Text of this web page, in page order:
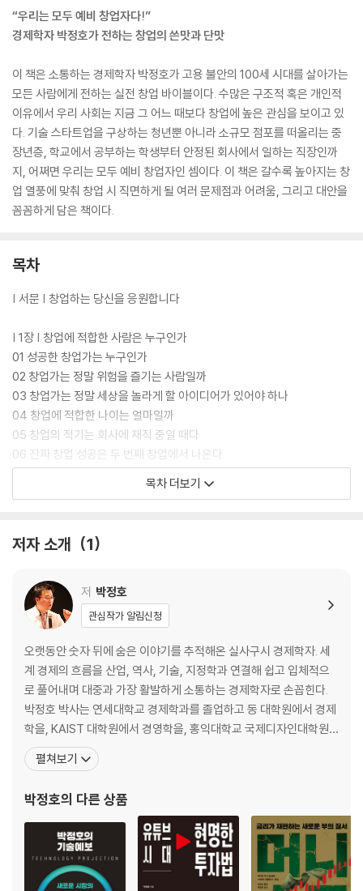
“우리는 모두 예비 창업자다!”
경제학자 박정호가 전하는 창업의 쓴맛과 단맛
이 책은 소통하는 경제학자 박정호가 고용 불안의 100세 시대를 살아가는
모든 사람에게 전하는 실전 창업 바이블이다. 수많은 구조적 혹은 개인적
이유에서 우리 사회는 지금 그 어느 때보다 창업에 높은 관심을 보이고 있
다. 기술 스타트업을 구상하는 청년뿐 아니라 소규모 점포를 떠올리는 중
장년층, 학교에서 공부하는 학생부터 안정된 회사에서 일하는 직장인까
지, 어쩌면 우리는 모두 예비 창업자인 셈이다. 이 책은 갈수록 높아지는 창
업 열풍에 맞춰 창업 시 직면하게 될 여러 문제점과 어려움, 그리고 대안을
꼼꼼하게 담은 책이다.
목차
| 서문 | 창업하는 당신을 응원합니다
| 1장 | 창업에 적합한 사람은 누구인가
01 성공한 창업가는 누구인가
02 창업가는 정말 위험을 즐기는 사람일까
03 창업가는 정말 세상을 놀라게 할 아이디어가 있어야 하나
04 창업에 적합한 나이는 얼마일까
05 창업의 적기는 회사에 재직 중일 때다
06 진짜 창업 성공은 두 번째 창업에서 나온다
07 가장 손쉬운 창업은 기존 기업 인수
02 가족 창업은 과연 구태의연한 창업 형태인가
04 창업 초기 직원은 많을수록 좋을까
05 성공을 위해서는 ‘B급 사원’에 주목해야 한다
06 창업 후 가장 손쉬운 인력 수급은 사내 채용이다
07 최근 창업 트렌드는 극소화 기업
| 3장 | 사업계획서에 담겨야 할 내용은 무엇인가
01 사업계획서에는 어떤 내용이 담겨야 하나
02 사업계획서의 필수 내용 중 하나가 고객과 판매 전략이다
03 사업계획서를 통해 제시할 시제품 어느 정도 수준까지 준비해야 하나
01 창업가는 어떤 방식으로 결정하는가
02 신생 기업 이사회는 어떻게 다른가
03 창업 시, 설문조사 결과는 어떻게 받아들여야 하나
04 죽음의 계곡을 넘지 못하는 이유를 파악하라
05 창업의 성패를 결정하는 것은 두 번째 제품이다
목차 더보기
저자 소개 1
저 박정호
관심작가 알림신청
오랫동안 숫자 뒤에 숨은 이야기를 추적해온 실사구시 경제학자. 세
계 경제의 흐름을 산업, 역사, 기술, 지정학과 연결해 쉽고 입체적으
로 풀어내며 대중과 가장 활발하게 소통하는 경제학자로 손꼽힌다.
박정호 박사는 연세대학교 경제학과를 졸업하고 동 대학원에서 경제
학을, KAIST 대학원에서 경영학을, 홍익대학교 국제디자인대학원
에서 산업디자인을 공부했다. 현재 명지대학교 실물투자분석학과 교
수이자 한국경제산업연구원 부원장으로 재직 중이다. KDI 전문연구
인공지능법학회 상임이사 등을 맡으며 경제, 산업, 기술 분야를
펼쳐보기
박정호의 다른 상품